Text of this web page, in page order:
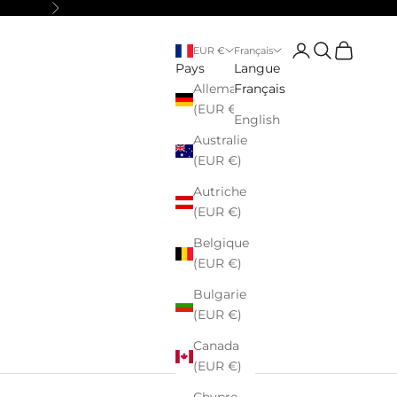
Suivant
EUR €
Pays
Allemagne
(EUR €)
Australie
(EUR €)
Autriche
(EUR €)
Belgique
(EUR €)
Bulgarie
(EUR €)
Canada
(EUR €)
Français
Langue
Français
English
Connexion
Recherche
Panier